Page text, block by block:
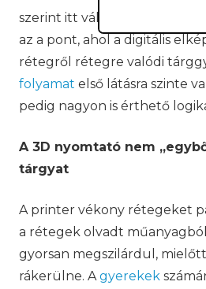
szerint itt válik igazán
az a pont, ahol a digitális
rétegről rétegre valódi
folyamat első látásra szinte
pedig nagyon is érthető
A 3D nyomtató nem
tárgyat
A printer vékony rétegeket
a rétegek olvadt
gyorsan megszilárdul,
rákerülne. Agyerekek